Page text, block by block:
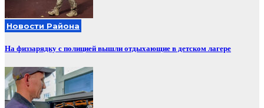
Новости Района
На физзарядку с полицией вышли отдыхающие в детском лагере